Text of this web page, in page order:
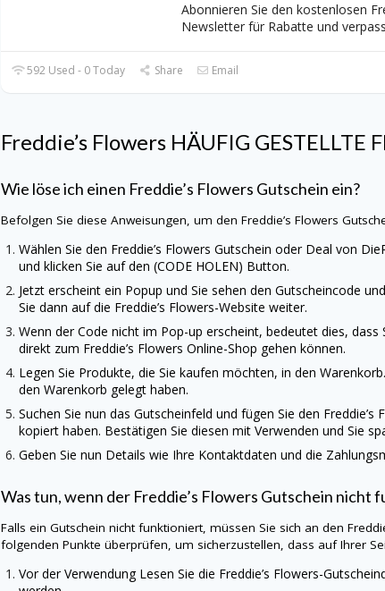
Abonnieren Sie den kostenlosen
Newsletter für Rabatte und
592 Used - 0 Today Share Email
Freddie’s Flowers HÄUFIG GESTELLTE
Wie löse ich einen Freddie’s Flowers Gutschein ein?
Befolgen Sie diese Anweisungen, um den Freddie’s Flowers
Wählen Sie den Freddie’s Flowers Gutschein oder Deal von
und klicken Sie auf den (CODE HOLEN) Button.
Jetzt erscheint ein Popup und Sie sehen den Gutscheincode
Sie dann auf die Freddie’s Flowers-Website weiter.
Wenn der Code nicht im Pop-up erscheint, bedeutet dies,
direkt zum Freddie’s Flowers Online-Shop gehen können.
Legen Sie Produkte, die Sie kaufen möchten, in den
den Warenkorb gelegt haben.
Suchen Sie nun das Gutscheinfeld und fügen Sie den
kopiert haben. Bestätigen Sie diesen mit Verwenden und Sie
Geben Sie nun Details wie Ihre Kontaktdaten und die
Was tun, wenn der Freddie’s Flowers Gutschein nicht
Falls ein Gutschein nicht funktioniert, müssen Sie sich an den
folgenden Punkte überprüfen, um sicherzustellen, dass auf Ihrer
Vor der Verwendung Lesen Sie die Freddie’s Flowers-